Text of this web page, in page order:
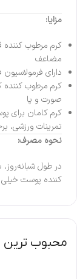
مزایا:
کرم مرطوب
مضاعف
دارای
کرم مرطوب
صورت و پا
کرم کامان
تمرینات ورزشی،
نحوه مصرف:
در طول
کننده پوست
محبوب